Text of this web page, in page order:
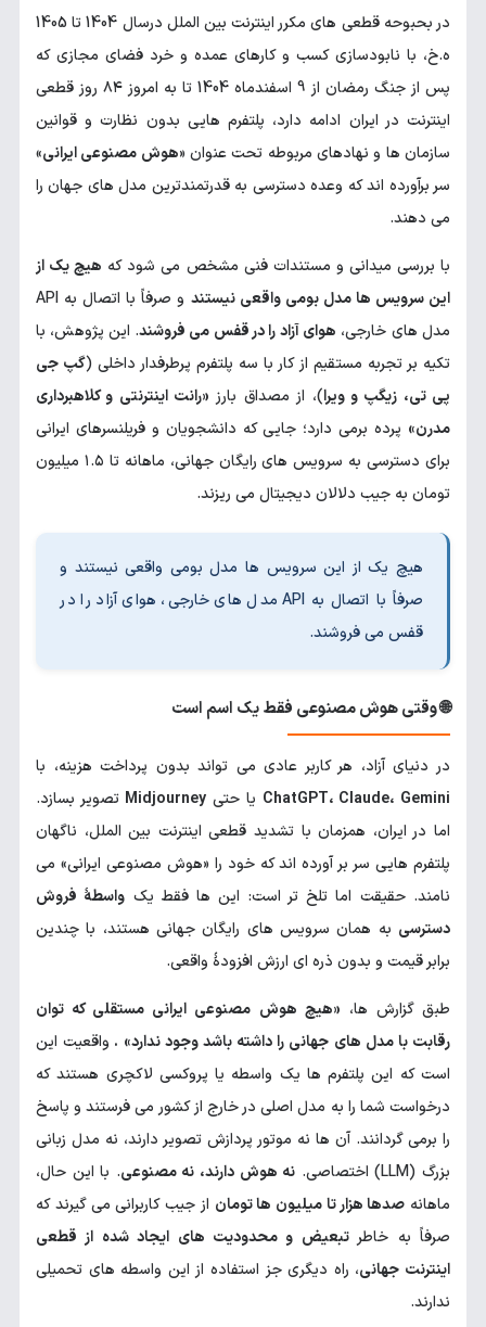
در بحبوحه قطعی های مکرر اینترنت بین الملل درسال 1404 تا 1405
ه.خ، با نابودسازی کسب و کارهای عمده و خرد فضای مجازی که
پس از جنگ رمضان از 9 اسفندماه 1404 تا به امروز ۸۴ روز قطعی
اینترنت در ایران ادامه دارد، پلتفرم هایی بدون نظارت و قوانین
سازمان ها و نهادهای مربوطه تحت عنوان «هوش مصنوعی ایرانی»
سر برآورده اند که وعده دسترسی به قدرتمندترین مدل های جهان را
می دهند.
با بررسی میدانی و مستندات فنی مشخص می شود که هیچ یک از
این سرویس ها مدل بومی واقعی نیستند
و صرفاً با اتصال به API
مدل های خارجی، هوای آزاد را در قفس می فروشند. این پژوهش، با
تکیه بر تجربه مستقیم از کار با سه پلتفرم پرطرفدار داخلی (گپ جی
پی تی، زیگپ و ویرا)، از مصداق بارز «رانت اینترنتی و کلاهبرداری
مدرن» پرده برمی دارد؛ جایی که دانشجویان و فریلنسرهای ایرانی
برای دسترسی به سرویس های رایگان جهانی، ماهانه تا ۱.۵ میلیون
تومان به جیب دلالان دیجیتال می ریزند.
هیچ یک از این سرویس ها مدل بومی واقعی نیستند و
صرفاً با اتصال به API مدل های خارجی، هوای آزاد را در
قفس می فروشند.
🌐 وقتی هوش مصنوعی فقط یک اسم است
در دنیای آزاد، هر کاربر عادی می تواند بدون پرداخت هزینه، با
ChatGPT، Claude، Gemini یا حتی Midjourney تصویر بسازد.
اما در ایران، همزمان با تشدید قطعی اینترنت بین الملل، ناگهان
پلتفرم هایی سر بر آورده اند که خود را «هوش مصنوعی ایرانی» می
نامند. حقیقت اما تلخ تر است: این ها فقط یک واسطهٔ فروش
دسترسی به همان سرویس های رایگان جهانی هستند، با چندین
برابر قیمت و بدون ذره ای ارزش افزودهٔ واقعی.
طبق گزارش ها، «هیچ هوش مصنوعی ایرانی مستقلی که توان
رقابت با مدل های جهانی را داشته باشد وجود ندارد» . واقعیت این
است که این پلتفرم ها یک واسطه یا پروکسی لاکچری هستند که
درخواست شما را به مدل اصلی در خارج از کشور می فرستند و پاسخ
را برمی گردانند. آن ها نه موتور پردازش تصویر دارند، نه مدل زبانی
بزرگ (LLM) اختصاصی.
نه هوش دارند، نه مصنوعی. با این حال،
ماهانه صدها هزار تا میلیون ها تومان از جیب کاربرانی می گیرند که
صرفاً به خاطرتبعیض و محدودیت های ایجاد شده از قطعی
اینترنت جهانی، راه دیگری جز استفاده از این واسطه های تحمیلی
ندارند.